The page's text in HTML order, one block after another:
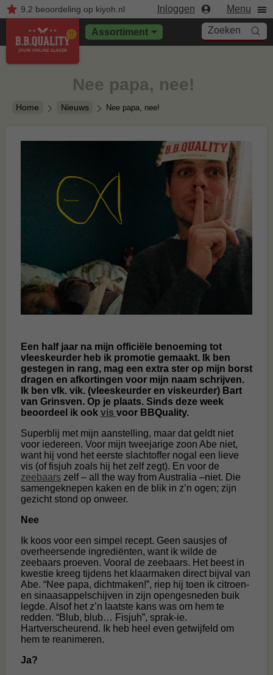
9,2 beoordelingop kiyoh.nl Inloggen Menu
Assortiment Zoeken
Home Nieuws Nee papa, nee!
Nee papa, nee!
Een half jaar na mijn officiële benoeming tot
vleeskeurder heb ik promotie gemaakt. Ik ben
gestegen in rang, mag een extra ster op mijn borst
dragen en afkortingen voor mijn naam schrijven.
Ik ben vlk. vik. (vleeskeurder en viskeurder) Bart
van Grinsven. Op je plaats. Sinds deze week
beoordeel ik ook vis voor BBQuality.
Superblij met mijn aanstelling, maar dat geldt niet
voor iedereen. Voor mijn tweejarige zoon Abe niet,
want hij vond het eerste slachtoffer nogal een lieve
vis (of fisjuh zoals hij het zelf zegt). En voor de
zeebaars zelf – all the way from Australia –niet. Die
samengeknepen kaken en de blik in z’n ogen; zijn
gezicht stond op onweer.
Nee
Ik koos voor een simpel recept. Geen sausjes of
overheersende ingrediënten, want ik wilde de
zeebaars proeven. Vooral de zeebaars. Het beest in
kwestie kreeg tijdens het klaarmaken direct bijval van
Abe. “Nee papa, dichtmaken!”, riep hij toen ik citroen-
en sinaasappelschijven in zijn opengesneden buik
legde. Alsof het z’n laatste kans was om hem te
redden. “Blub, blub… Fisjuh”, sprak-ie.
Hartverscheurend. Ik heb heel even getwijfeld om
hem te reanimeren.
Ja?